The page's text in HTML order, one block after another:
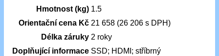
Hmotnost (kg) 1.5
Orientační cena Kč 21 658 (26 206 s DPH)
Délka záruky 2 roky
Doplňující informace SSD; HDMI; stříbrný